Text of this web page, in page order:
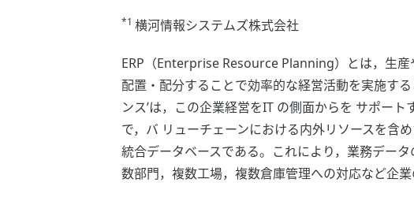
*1 横河情報システムズ株式会社
ERP（Enterprise Resource Planning）とは，生
配置・配分することで効率的な経営活動を実施す
ンス’は，この企業経営をIT の側面からを サポー
で，バ リューチェーンにおける内外リソースを含
統合データベースである。これにより，業務デー
数部門，複数工場，複数倉庫管理への対応など企